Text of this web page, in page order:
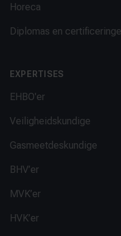
Horeca
Diplomas en
EXPERTISES
EHBO'er
Veiligheidskundige
Gasmeetdeskundige
BHV’er
MVK’er
HVK’er